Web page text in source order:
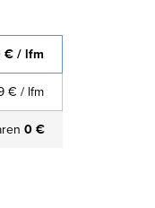
€/ lfm
€ / lfm
0 €